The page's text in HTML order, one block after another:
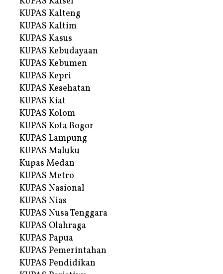
KUPAS Kalteng
KUPAS Kaltim
KUPAS Kasus
KUPAS Kebudayaan
KUPAS Kebumen
KUPAS Kepri
KUPAS Kesehatan
KUPAS Kiat
KUPAS Kolom
KUPAS Kota Bogor
KUPAS Lampung
KUPAS Maluku
Kupas Medan
KUPAS Metro
KUPAS Nasional
KUPAS Nias
KUPAS Nusa Tenggara
KUPAS Olahraga
KUPAS Papua
KUPAS Pemerintahan
KUPAS Pendidikan